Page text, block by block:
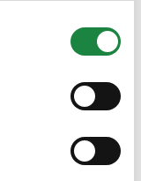
Gauk 10% nuolaidą!